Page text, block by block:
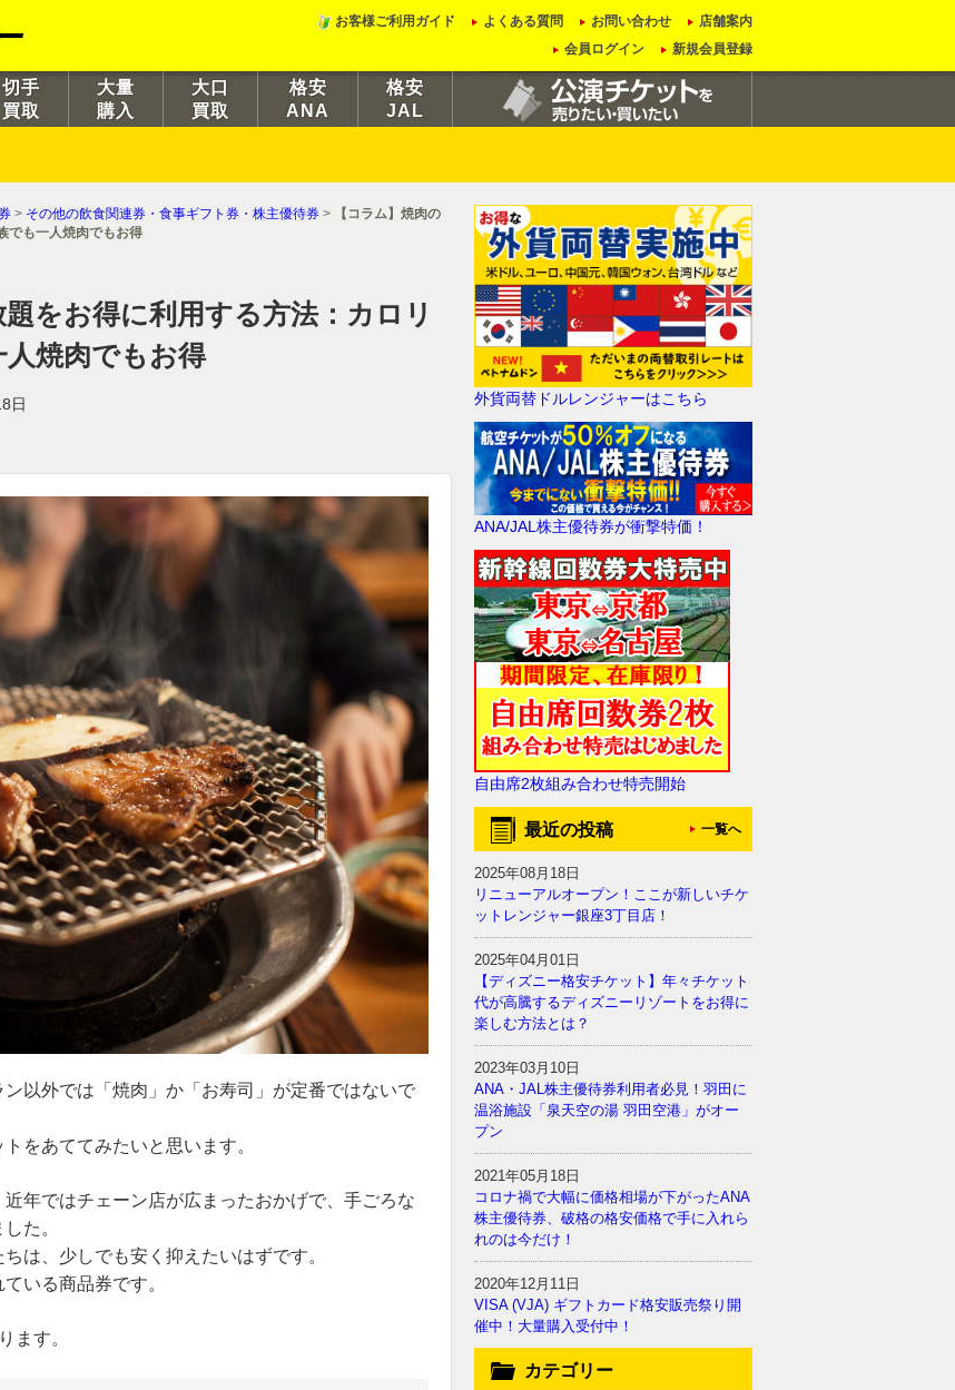
お客様ご利用ガイド よくある質問 お問い合わせ
店舗案内
会員ログイン
新規会員登録
切手
買取
大量
購入
大口
買取
格安
ANA
格安
JAL
> その他の飲食関連券・食事ギフト券・株主優待券 >
【コラム】焼肉の
でも一人焼肉でもお得
題をお得に利用する方法：カロリ
焼肉でもお得
日
以外では「焼肉」か「お寿司」が定番ではないで
をあててみたいと思います。
年ではチェーン店が広まったおかげで、手ごろな
た。
は、少しでも安く抑えたいはずです。
いる商品券です。
ます。
外貨両替ドルレンジャーはこちら
ANA/JAL株主優待券が衝撃特価！
自由席2枚組み合わせ特売開始
最近の投稿 一覧へ
2025年08月18日
リニューアルオープン！ここが新しいチケ
ットレンジャー銀座3丁目店！
2025年04月01日
【ディズニー格安チケット】年々チケット
代が高騰するディズニーリゾートをお得に
楽しむ方法とは？
2023年03月10日
ANA・JAL株主優待券利用者必見！羽田に
温浴施設「泉天空の湯 羽田空港」がオー
プン
2021年05月18日
コロナ禍で大幅に価格相場が下がったANA
株主優待券、破格の格安価格で手に入れら
れのは今だけ！
2020年12月11日
VISA (VJA) ギフトカード格安販売祭り開
催中！大量購入受付中！
カテゴリー